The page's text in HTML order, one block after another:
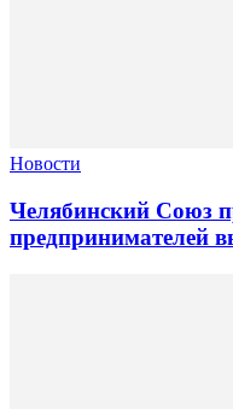
Новости
Челябинский Союз
предпринимателей